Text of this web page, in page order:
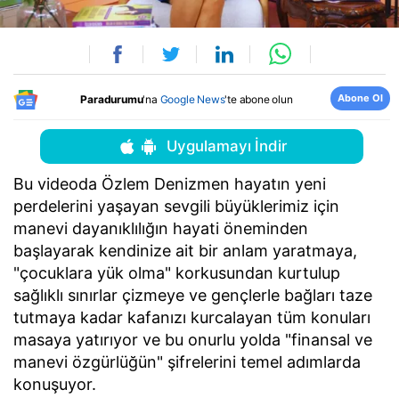
Paradurumu'na Google News'te abone olun Abone Ol
Uygulamayı İndir
Bu videoda Özlem Denizmen hayatın yeni
perdelerini yaşayan sevgili büyüklerimiz için
manevi dayanıklılığın hayati öneminden
başlayarak kendinize ait bir anlam yaratmaya,
"çocuklara yük olma" korkusundan kurtulup
sağlıklı sınırlar çizmeye ve gençlerle bağları taze
tutmaya kadar kafanızı kurcalayan tüm konuları
masaya yatırıyor ve bu onurlu yolda "finansal ve
manevi özgürlüğün" şifrelerini temel adımlarda
konuşuyor.